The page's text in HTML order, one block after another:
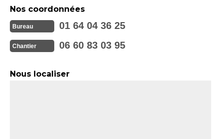
Nos coordonnées
Bureau 01 64 04 36 25
Chantier 06 60 83 03 95
Nous localiser